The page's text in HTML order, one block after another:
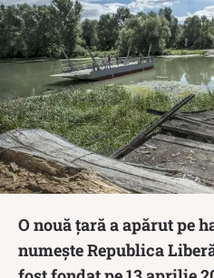
O nouă țară a apărut pe
numește Republica